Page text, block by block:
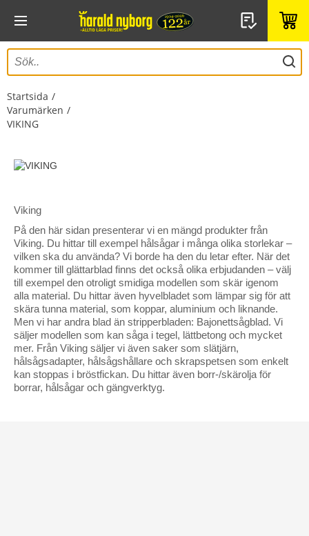
Startsida
Varumärken
VIKING
Viking
På den här sidan presenterar vi en mängd produkter från
Viking. Du hittar till exempel hålsågar i många olika storlekar –
vilken ska du använda? Vi borde ha den du letar efter. När det
kommer till glättarblad finns det också olika erbjudanden – välj
till exempel den otroligt smidiga modellen som skär igenom
alla material. Du hittar även hyvelbladet som lämpar sig för att
skära tunna material, som koppar, aluminium och liknande.
Men vi har andra blad än stripperbladen: Bajonettsågblad. Vi
säljer modellen som kan såga i tegel, lättbetong och mycket
mer. Från Viking säljer vi även saker som slätjärn,
hålsågsadapter, hålsågshållare och skrapspetsen som enkelt
kan stoppas i bröstfickan. Du hittar även borr-/skärolja för
borrar, hålsågar och gängverktyg.